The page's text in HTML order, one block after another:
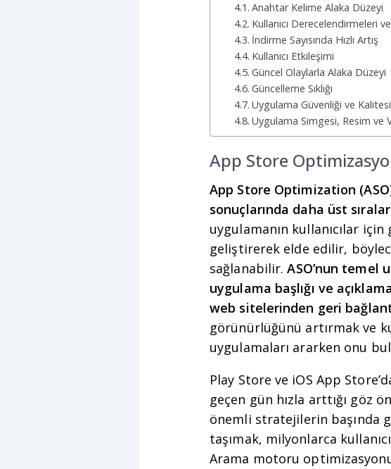
Anahtar Kelime Alaka Düzeyi
Kullanıcı Derecelendirmeleri
İndirme Sayısında Hızlı Artış
Kullanıcı Etkileşimi
Güncel Olaylarla Alaka Düzeyi
Güncelleme Sıklığı
Uygulama Güvenliği ve Kalitesi
Uygulama Simgesi, Resim ve
App Store
App Store Optimization
sonuçlarında daha üst
uygulamanın kullanıcılar
geliştirerek elde edilir,
sağlanabilir.ASO’nun temel
uygulama başlığı ve
web sitelerinden geri
görünürlüğünü artırmak ve
uygulamaları ararken onu
Play Store ve iOS App
geçen gün hızla arttığı göz
önemli stratejilerin başında
taşımak, milyonlarca
Arama motoru